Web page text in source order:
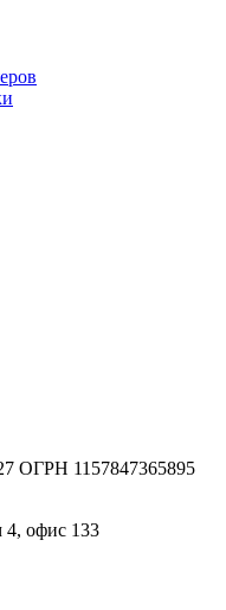
ОГРН 1157847365895
4, офис 133